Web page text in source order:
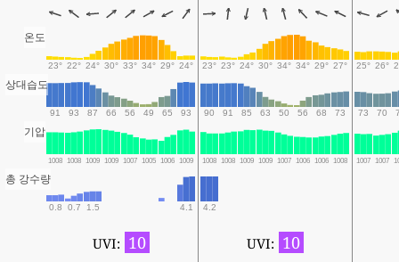
온도
23° 22° 24° 30° 33° 34° 29° 24° 23° 23° 24° 30° 34° 34° 29° 27° 25° 26°
상대습도
91 93 87 66 56 49 65 93 90 91 85 63 50 56 68 73 73 70
기압
1008 1008 1009 1009 1007 1005 1006 1009 1008 1008 1009 1009 1007 1006 1006 1008 1007 1007
총 강수량
0.8 0.7 1.5 4.1 4.2
UVI: 10 UVI: 10